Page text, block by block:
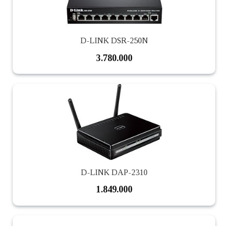
D-LINK DSR-250N
3.780.000
D-LINK DAP-2310
1.849.000